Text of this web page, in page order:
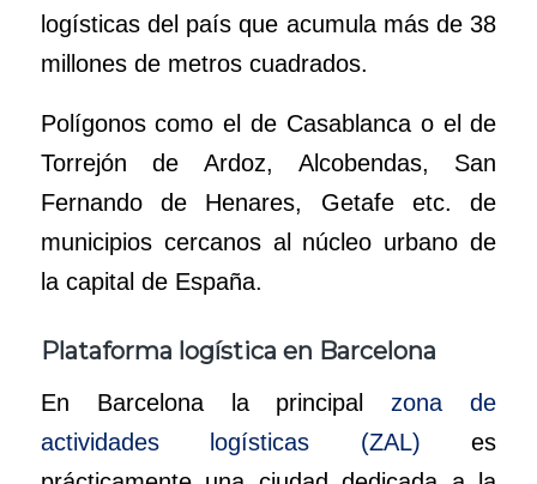
logísticas del país que acumula más de 38
millones de metros cuadrados.
Polígonos como el de Casablanca o el de
Torrejón de Ardoz, Alcobendas, San
Fernando de Henares, Getafe etc. de
municipios cercanos al núcleo urbano de
la capital de España.
Plataforma logística en Barcelona
En Barcelona la principal zona de
actividades logísticas (ZAL) es